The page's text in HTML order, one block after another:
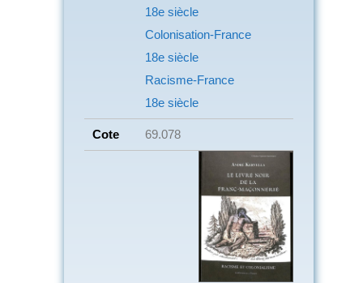
18e siècle
Colonisation-France
18e siècle
Racisme-France
18e siècle
Cote 69.078